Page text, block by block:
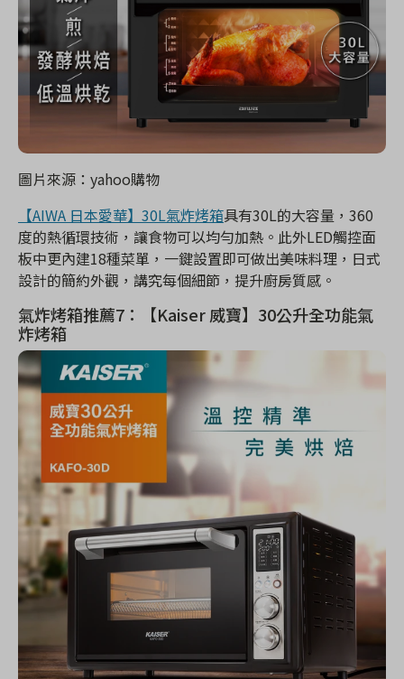
圖片來源：yahoo購物
【AIWA 日本愛華】30L氣炸烤箱具有30L的大容量，360
度的熱循環技術，讓食物可以均勻加熱。此外LED觸控面
板中更內建18種菜單，一鍵設置即可做出美味料理，日式
設計的簡約外觀，講究每個細節，提升廚房質感。
氣炸烤箱推薦7：【Kaiser 威寶】30公升全功能氣
炸烤箱